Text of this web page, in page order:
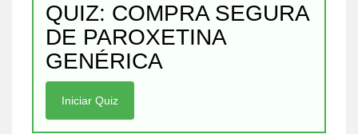
QUIZ: COMPRA SEGURA
DE PAROXETINA
GENÉRICA
Iniciar Quiz